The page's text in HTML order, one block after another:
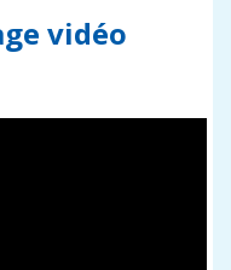
vidéo